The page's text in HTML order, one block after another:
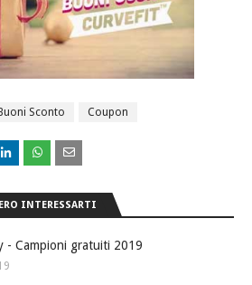
Buoni Sconto Coupon
INTERESSARTI
- Campioni gratuiti 2019